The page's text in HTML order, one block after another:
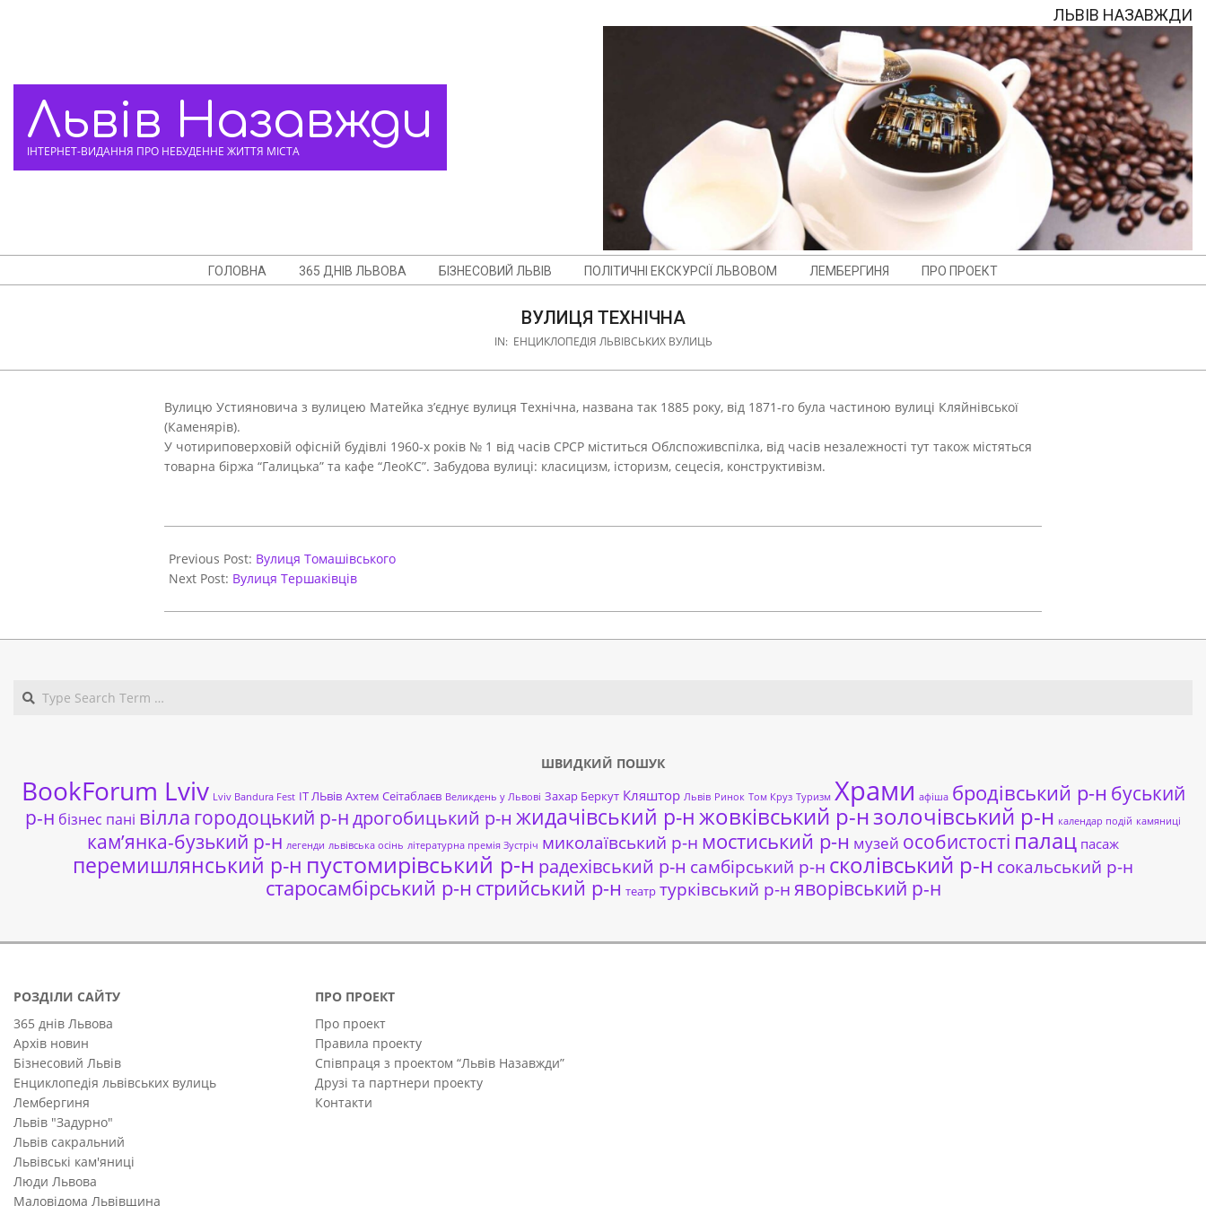
Львів Назавжди
ІНТЕРНЕТ-ВИДАННЯ ПРО НЕБУДЕННЕ ЖИТТЯ МІСТА
ЛЬВІВ НАЗАВЖДИ
Menu
ГОЛОВНА 365 ДНІВ ЛЬВОВА БІЗНЕСОВИЙ ЛЬВІВ ПОЛІТИЧНІ ЕКСКУРСІЇ ЛЬВОВОМ ЛЕМБЕРГИНЯ ПРО ПРОЕКТ
ВУЛИЦЯ ТЕХНІЧНА
IN: ЕНЦИКЛОПЕДІЯ ЛЬВІВСЬКИХ ВУЛИЦЬ
Вулицю Устияновича з вулицею Матейка з’єднує вулиця Технічна, названа так 1885 року, від 1871-го була частиною вулиці Кляйнівської
(Каменярів).
У чотириповерховій офісній будівлі 1960-х років № 1 від часів СРСР міститься Облспоживспілка, від часів незалежності тут також містяться
товарна біржа “Галицька” та кафе “ЛеоКС”. Забудова вулиці: класицизм, історизм, сецесія, конструктивізм.
06-
01
Previous Post: Вулиця Томашівського
Next Post: Вулиця Тершаківців
ШВИДКИЙ ПОШУК
BookForum Lviv Lviv Bandura Fest ІТ ЛЬвів Ахтем Сеітаблаєв Великдень у Львові Захар Беркут Кляштор Львів Ринок Том Круз Туризм Храми афіша бродівський р-н буський
р-н бізнес пані вілла городоцький р-ндрогобицький р-н жидачівський р-нжовківський р-нзолочівський р-н календар подій камяниці
кам’янка-бузький р-н легенди львівська осінь літературна премія Зустріч миколаївський р-н мостиський р-н музей особистості палац пасаж
перемишлянський р-н пустомирівський р-н радехівський р-н самбірський р-н сколівський р-н сокальський р-н
старосамбірський р-н стрийський р-н театр турківський р-н яворівський р-н
РОЗДІЛИ САЙТУ
365 днів Львова
Архів новин
Бізнесовий Львів
Енциклопедія львівських вулиць
Лембергиня
Львів "Задурно"
Львів сакральний
Львівські кам'яниці
Люди Львова
Маловідома Львівщина
ПРО ПРОЕКТ
Про проект
Правила проекту
Співпраця з проектом “Львів Назавжди”
Друзі та партнери проекту
Контакти